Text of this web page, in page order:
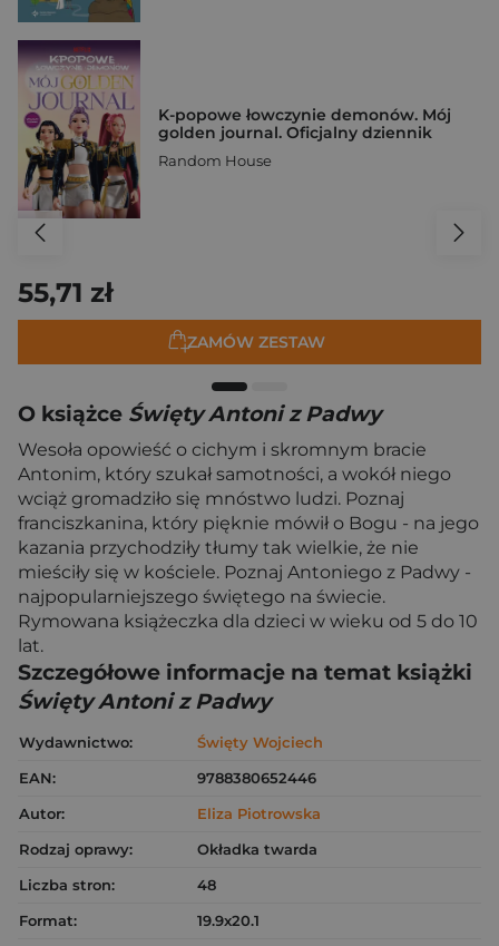
K-popowe łowczynie demonów. Mój
golden journal. Oficjalny dziennik
Random House
55,71 zł
ZAMÓW ZESTAW
O książce Święty Antoni z Padwy
Wesoła opowieść o cichym i skromnym bracie
Antonim, który szukał samotności, a wokół niego
wciąż gromadziło się mnóstwo ludzi. Poznaj
franciszkanina, który pięknie mówił o Bogu - na jego
kazania przychodziły tłumy tak wielkie, że nie
mieściły się w kościele. Poznaj Antoniego z Padwy -
najpopularniejszego świętego na świecie.
Rymowana książeczka dla dzieci w wieku od 5 do 10
lat.
Szczegółowe informacje na temat książki
Święty Antoni z Padwy
Wydawnictwo:
Święty Wojciech
EAN:
9788380652446
Autor:
Eliza Piotrowska
Rodzaj oprawy:
Okładka twarda
Liczba stron:
48
Format:
19.9x20.1